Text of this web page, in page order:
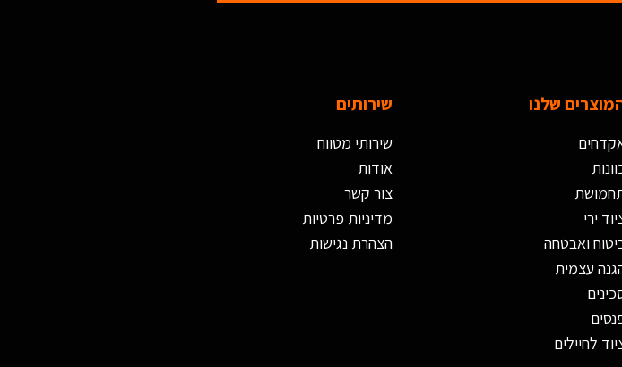
שירותים
שירותי מטווח
אודות
צור קשר
מדיניות פרטיות
הצהרת נגישות
שלנו
ירי
ואבטחה
עצמית
לחיילים